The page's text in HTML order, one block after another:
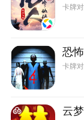
卡牌
恐
卡牌
云